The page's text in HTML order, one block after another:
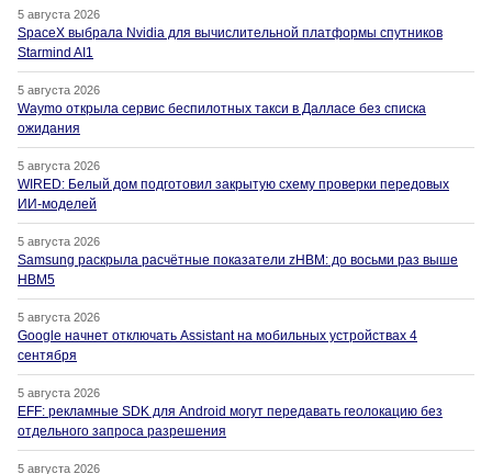
5 августа 2026
SpaceX выбрала Nvidia для вычислительной платформы спутников
Starmind AI1
5 августа 2026
Waymo открыла сервис беспилотных такси в Далласе без списка
ожидания
5 августа 2026
WIRED: Белый дом подготовил закрытую схему проверки передовых
ИИ-моделей
5 августа 2026
Samsung раскрыла расчётные показатели zHBM: до восьми раз выше
HBM5
5 августа 2026
Google начнет отключать Assistant на мобильных устройствах 4
сентября
5 августа 2026
EFF: рекламные SDK для Android могут передавать геолокацию без
отдельного запроса разрешения
5 августа 2026